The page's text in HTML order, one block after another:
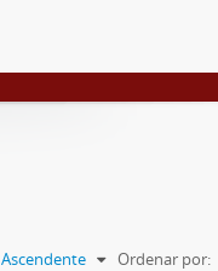
Ordenar por:
Ascendente